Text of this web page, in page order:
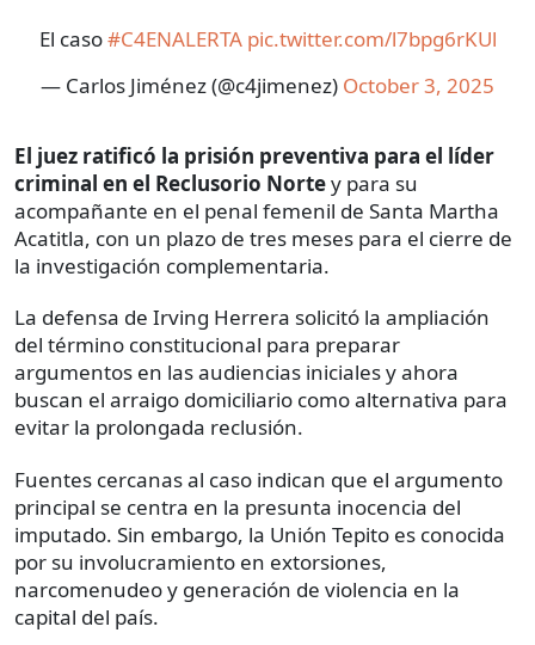
El caso#C4ENALERTA pic.twitter.com/l7bpg6rKUl
— Carlos Jiménez (@c4jimenez) October 3, 2025
El juez ratificó la prisión preventiva para el líder
criminal en el Reclusorio Nortey para su
acompañante en el penal femenil de Santa Martha
Acatitla, con un plazo de tres meses para el cierre de
la investigación complementaria.
La defensa de Irving Herrera solicitó la ampliación
del término constitucional para preparar
argumentos en las audiencias iniciales y ahora
buscan el arraigo domiciliario como alternativa para
evitar la prolongada reclusión.
Fuentes cercanas al caso indican que el argumento
principal se centra en la presunta inocencia del
imputado. Sin embargo, la Unión Tepito es conocida
por su involucramiento en extorsiones,
narcomenudeo y generación de violencia en la
capital del país.